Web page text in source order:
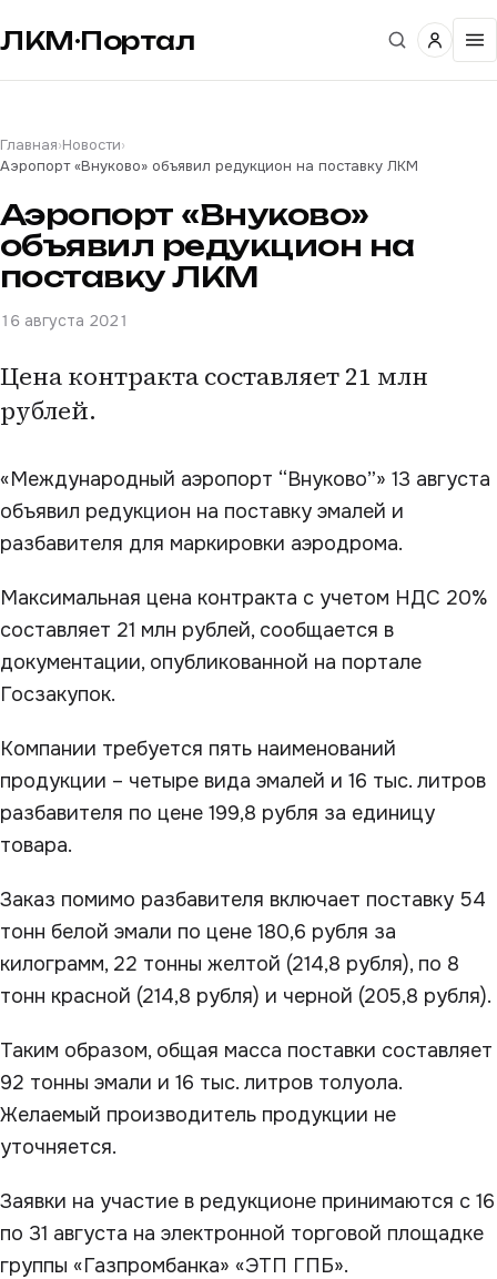
ЛКМ·Портал
Главная›Новости›
Аэропорт «Внуково» объявил редукцион на поставку ЛКМ
Аэропорт «Внуково»
объявил редукцион на
поставку ЛКМ
16 августа 2021
Цена контракта составляет 21 млн
рублей.
«Международный аэропорт “Внуково”» 13 августа
объявил редукцион на поставку эмалей и
разбавителя для маркировки аэродрома.
Максимальная цена контракта с учетом НДС 20%
составляет 21 млн рублей, сообщается в
документации, опубликованной на портале
Госзакупок.
Компании требуется пять наименований
продукции – четыре вида эмалей и 16 тыс. литров
разбавителя по цене 199,8 рубля за единицу
товара.
Заказ помимо разбавителя включает поставку 54
тонн белой эмали по цене 180,6 рубля за
килограмм, 22 тонны желтой (214,8 рубля), по 8
тонн красной (214,8 рубля) и черной (205,8 рубля).
Таким образом, общая масса поставки составляет
92 тонны эмали и 16 тыс. литров толуола.
Желаемый производитель продукции не
уточняется.
Заявки на участие в редукционе принимаются с 16
по 31 августа на электронной торговой площадке
группы «Газпромбанка» «ЭТП ГПБ».